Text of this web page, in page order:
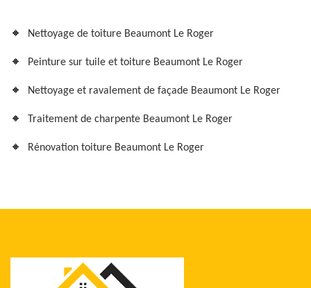
Nettoyage de toiture Beaumont Le Roger
Peinture sur tuile et toiture Beaumont Le Roger
Nettoyage et ravalement de façade Beaumont Le Roger
Traitement de charpente Beaumont Le Roger
Rénovation toiture Beaumont Le Roger